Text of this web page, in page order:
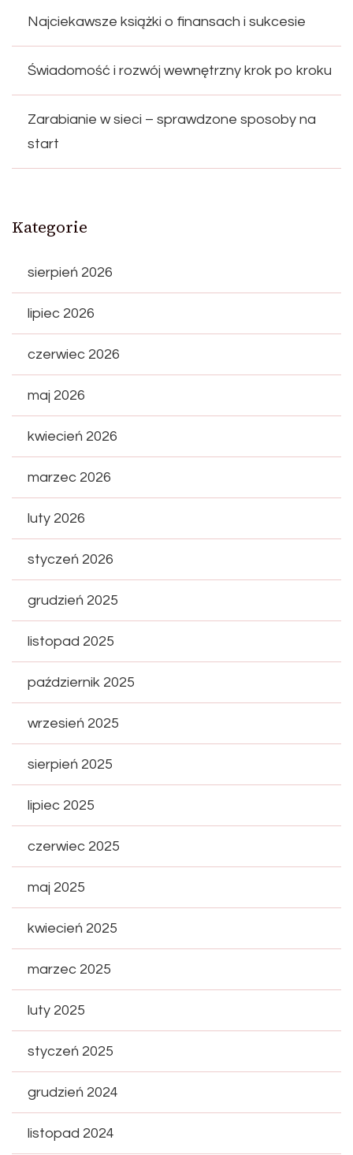
Najciekawsze książki o finansach i sukcesie
Świadomość i rozwój wewnętrzny krok po kroku
Zarabianie w sieci – sprawdzone sposoby na
start
Kategorie
sierpień 2026
lipiec 2026
czerwiec 2026
maj 2026
kwiecień 2026
marzec 2026
luty 2026
styczeń 2026
grudzień 2025
listopad 2025
październik 2025
wrzesień 2025
sierpień 2025
lipiec 2025
czerwiec 2025
maj 2025
kwiecień 2025
marzec 2025
luty 2025
styczeń 2025
grudzień 2024
listopad 2024